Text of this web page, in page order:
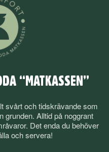
“MATKASSEN”
svårt och tidskrävande som
grunden. Alltid på noggrant
Det enda du behöver
och servera!